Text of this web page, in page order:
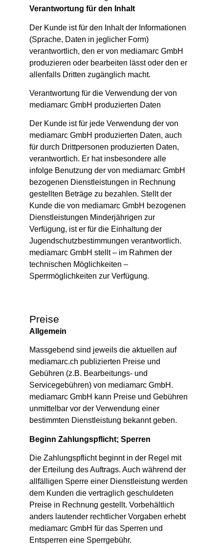
Verantwortung für den Inhalt
Der Kunde ist für den Inhalt der Informationen
(Sprache, Daten in jeglicher Form)
verantwortlich, den er von mediamarc GmbH
produzieren oder bearbeiten lässt oder den er
allenfalls Dritten zugänglich macht.
Verantwortung für die Verwendung der von
mediamarc GmbH produzierten Daten
Der Kunde ist für jede Verwendung der von
mediamarc GmbH produzierten Daten, auch
für durch Drittpersonen produzierten Daten,
verantwortlich. Er hat insbesondere alle
infolge Benutzung der von mediamarc GmbH
bezogenen Dienstleistungen in Rechnung
gestellten Beträge zu bezahlen. Stellt der
Kunde die von mediamarc GmbH bezogenen
Dienstleistungen Minderjährigen zur
Verfügung, ist er für die Einhaltung der
Jugendschutzbestimmungen verantwortlich.
mediamarc GmbH stellt – im Rahmen der
technischen Möglichkeiten –
Sperrmöglichkeiten zur Verfügung.
Preise
Allgemein
Massgebend sind jeweils die aktuellen auf
mediamarc.ch publizierten Preise und
Gebühren (z.B. Bearbeitungs- und
Servicegebühren) von mediamarc GmbH.
mediamarc GmbH kann Preise und Gebühren
unmittelbar vor der Verwendung einer
bestimmten Dienstleistung bekannt geben.
Beginn Zahlungspflicht; Sperren
Die Zahlungspflicht beginnt in der Regel mit
der Erteilung des Auftrags. Auch während der
allfälligen Sperre einer Dienstleistung werden
dem Kunden die vertraglich geschuldeten
Preise in Rechnung gestellt. Vorbehältlich
anders lautender rechtlicher Vorgaben erhebt
mediamarc GmbH für das Sperren und
Entsperren eine Sperrgebühr.